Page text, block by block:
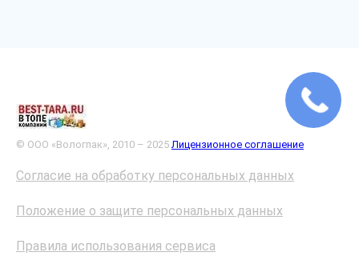
© ООО «Вологпак», 2010 – 2025 Лицензионное соглашение
Согласие на обработку персональных данных
Положение о защите персональных данных
Правила использования сервиса